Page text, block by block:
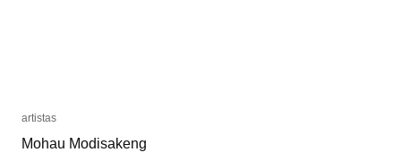
artistas
Mohau Modisakeng
artistas
Mohau Modisakeng